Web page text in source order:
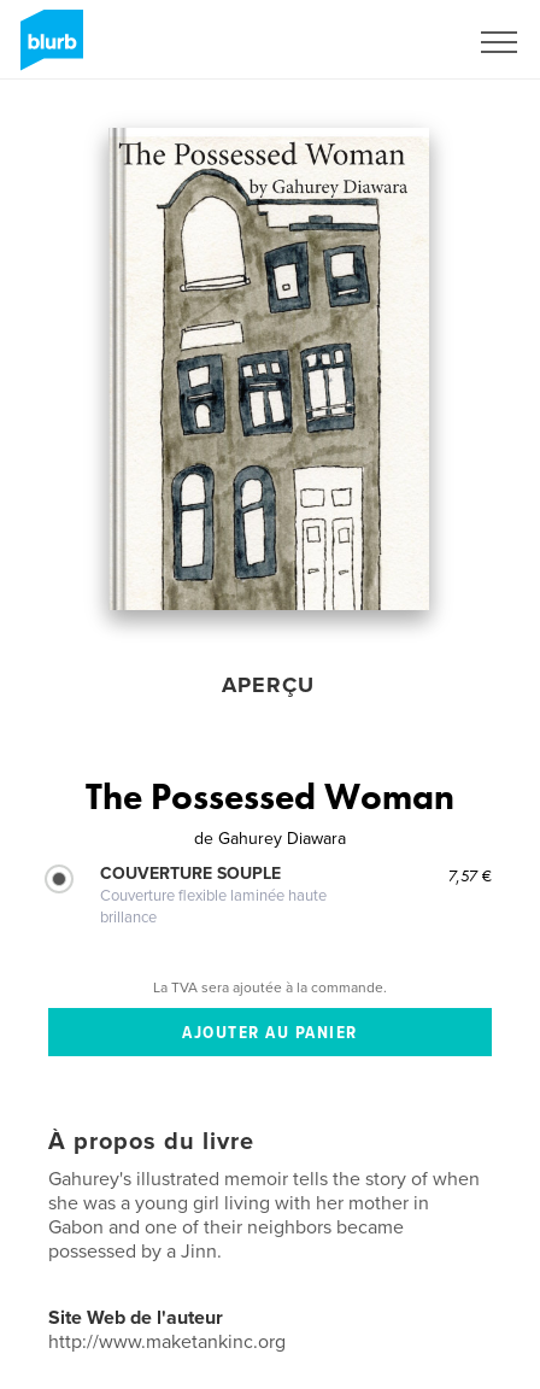
APERÇU
The Possessed Woman
de Gahurey Diawara
COUVERTURE SOUPLE
Couverture flexible laminée haute
brillance
7,57 €
La TVA sera ajoutée à la commande.
À propos du livre
Gahurey's illustrated memoir tells the story of when
she was a young girl living with her mother in
Gabon and one of their neighbors became
possessed by a Jinn.
Site Web de l'auteur
http://www.maketankinc.org